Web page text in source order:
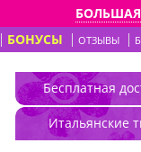
БОЛЬШАЯ
БОНУСЫ ОТЗЫВЫ
Бесплатная
Итальянские